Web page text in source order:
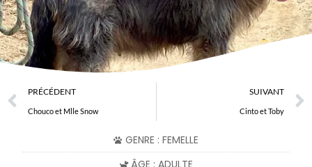
PRÉCÉDENT
Chouco et Mlle Snow
SUIVANT
Cinto et Toby
GENRE : FEMELLE
ÂGE : ADULTE